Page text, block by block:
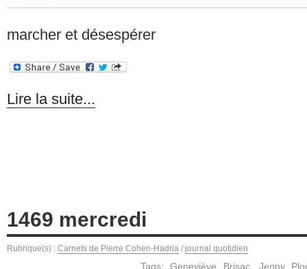
marcher et désespérer
Lire la suite...
1469 mercredi
Rubrique(s) : Carnets de Pierre Cohen-Hadria / journal quotidien
Tags:Geneviève Brisac, Jenny